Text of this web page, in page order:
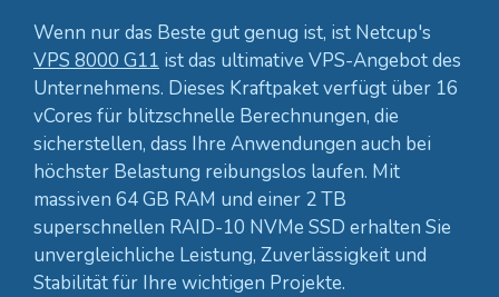
Wenn nur das Beste gut genug ist, ist Netcup's
VPS 8000 G11 ist das ultimative VPS-Angebot des
Unternehmens. Dieses Kraftpaket verfügt über 16
vCores für blitzschnelle Berechnungen, die
sicherstellen, dass Ihre Anwendungen auch bei
höchster Belastung reibungslos laufen. Mit
massiven 64 GB RAM und einer 2 TB
superschnellen RAID-10 NVMe SSD erhalten Sie
unvergleichliche Leistung, Zuverlässigkeit und
Stabilität für Ihre wichtigen Projekte.